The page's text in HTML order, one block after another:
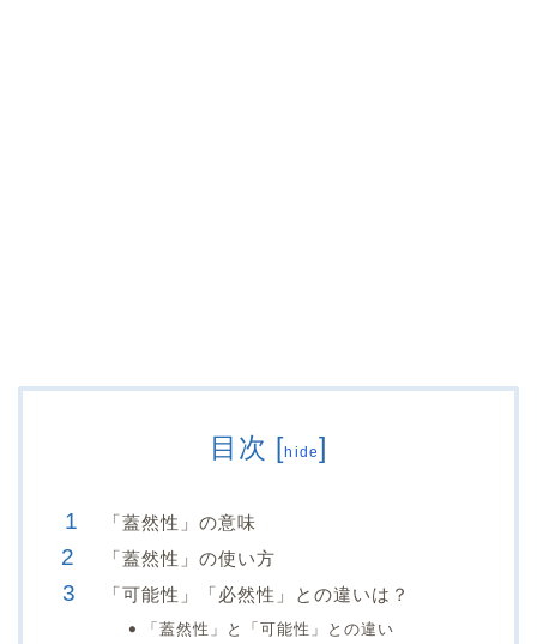
目次 [hide]
「蓋然性」の意味
「蓋然性」の使い方
「可能性」「必然性」との違いは？
「蓋然性」と「可能性」との違い